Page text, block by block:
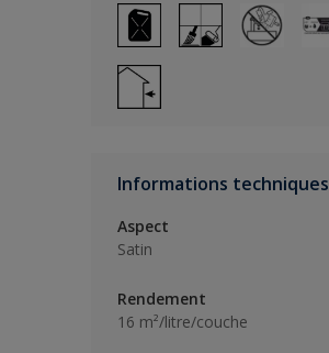
Informations techniques
Aspect
Satin
Rendement
16 m²/litre/couche